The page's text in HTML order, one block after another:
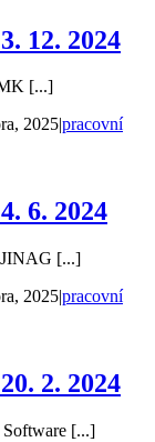
12. 2024
[...]
2025|pracovní
6. 2024
JINAG [...]
2025|pracovní
2. 2024
Software [...]